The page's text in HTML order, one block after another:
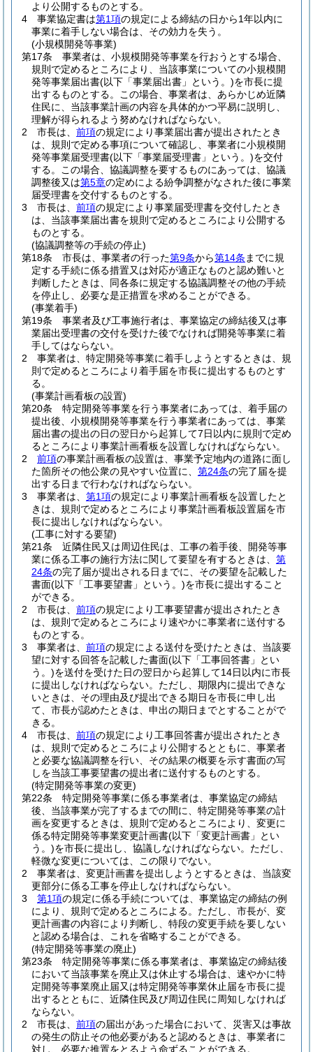
より公開するものとする。
4
事業協定書は第1項の規定による締結の日から1年以内に
事業に着手しない場合は、その効力を失う。
(小規模開発等事業)
第17条
事業者は、小規模開発等事業を行おうとする場合、
規則で定めるところにより、当該事業についての小規模開
発等事業届出書(以下「事業届出書」という。)を市長に提
出するものとする。
この場合、事業者は、あらかじめ近隣
住民に、当該事業計画の内容を具体的かつ平易に説明し、
理解が得られるよう努めなければならない。
2
市長は、 前項の規定により事業届出書が提出されたとき
は、規則で定める事項について確認し、事業者に小規模開
発等事業届受理書(以下「事業届受理書」という。)を交付
する。
この場合、協議調整を要するものにあっては、協議
調整後又は第5章の定めによる紛争調整がなされた後に事業
届受理書を交付するものとする。
3
市長は、 前項の規定により事業届受理書を交付したとき
は、当該事業届出書を規則で定めるところにより公開する
ものとする。
(協議調整等の手続の停止)
第18条
市長は、事業者の行った第9条から第14条 までに規
定する手続に係る措置又は対応が適正なものと認め難いと
判断したときは、同各条に規定する協議調整その他の手続
を停止し、必要な是正措置を求めることができる。
(事業着手)
第19条
事業者及び工事施行者は、事業協定の締結後又は事
業届出受理書の交付を受けた後でなければ開発等事業に着
手してはならない。
2
事業者は、特定開発等事業に着手しようとするときは、規
則で定めるところにより着手届を市長に提出するものとす
る。
(事業計画看板の設置)
第20条
特定開発等事業を行う事業者にあっては、着手届の
提出後、小規模開発等事業を行う事業者にあっては、事業
届出書の提出の日の翌日から起算して7日以内に規則で定め
るところにより事業計画看板を設置しなければならない。
2
前項の事業計画看板の設置は、事業予定地内の道路に面し
た箇所その他公衆の見やすい位置に、 第24条の完了届を提
出する日まで行わなければならない。
3
事業者は、 第1項の規定により事業計画看板を設置したと
きは、規則で定めるところにより事業計画看板設置届を市
長に提出しなければならない。
(工事に対する要望)
第21条
近隣住民又は周辺住民は、工事の着手後、開発等事
業に係る工事の施行方法に関して要望を有するときは、 第
24条の完了届が提出される日までに、その要望を記載した
書面(以下「工事要望書」という。)を市長に提出すること
ができる。
2
市長は、 前項の規定により工事要望書が提出されたとき
は、規則で定めるところにより速やかに事業者に送付する
ものとする。
3
事業者は、 前項の規定による送付を受けたときは、当該要
望に対する回答を記載した書面(以下「工事回答書」とい
う。)を送付を受けた日の翌日から起算して14日以内に市長
に提出しなければならない。 ただし、期限内に提出できな
いときは、その理由及び提出できる期日を市長に申し出
て、市長が認めたときは、申出の期日までとすることがで
きる。
4
市長は、 前項の規定により工事回答書が提出されたとき
は、規則で定めるところにより公開するとともに、事業者
と必要な協議調整を行い、その結果の概要を示す書面の写
しを当該工事要望書の提出者に送付するものとする。
(特定開発等事業の変更)
第22条
特定開発等事業に係る事業者は、事業協定の締結
後、当該事業が完了するまでの間に、特定開発等事業の計
画を変更するときは、規則で定めるところにより、変更に
係る特定開発等事業変更計画書(以下「変更計画書」とい
う。)を市長に提出し、協議しなければならない。 ただし、
軽微な変更については、この限りでない。
2
事業者は、変更計画書を提出しようとするときは、当該変
更部分に係る工事を停止しなければならない。
3
第1項の規定に係る手続については、事業協定の締結の例
により、規則で定めるところによる。 ただし、市長が、変
更計画書の内容により判断し、特段の変更手続を要しない
と認める場合は、これを省略することができる。
(特定開発等事業の廃止)
第23条
特定開発等事業に係る事業者は、事業協定の締結後
において当該事業を廃止又は休止する場合は、速やかに特
定開発等事業廃止届又は特定開発等事業休止届を市長に提
出するとともに、近隣住民及び周辺住民に周知しなければ
ならない。
2
市長は、 前項の届出があった場合において、災害又は事故
の発生の防止その他必要があると認めるときは、事業者に
対し、必要な推置をとるよう命ずることができる。